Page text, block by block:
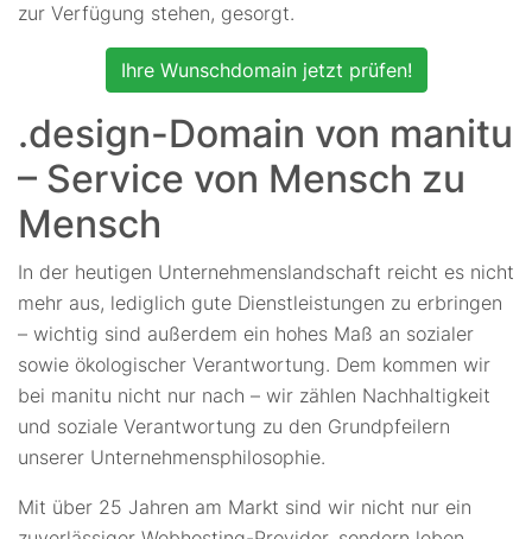
zur Verfügung stehen, gesorgt.
Ihre Wunschdomain jetzt prüfen!
.design-Domain von manitu
– Service von Mensch zu
Mensch
In der heutigen Unternehmenslandschaft reicht es nicht
mehr aus, lediglich gute Dienstleistungen zu erbringen
– wichtig sind außerdem ein hohes Maß an sozialer
sowie ökologischer Verantwortung. Dem kommen wir
bei manitu nicht nur nach – wir zählen Nachhaltigkeit
und soziale Verantwortung zu den Grundpfeilern
unserer Unternehmensphilosophie.
Mit über 25 Jahren am Markt sind wir nicht nur ein